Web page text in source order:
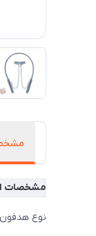
مشخصات
نوع هدفون